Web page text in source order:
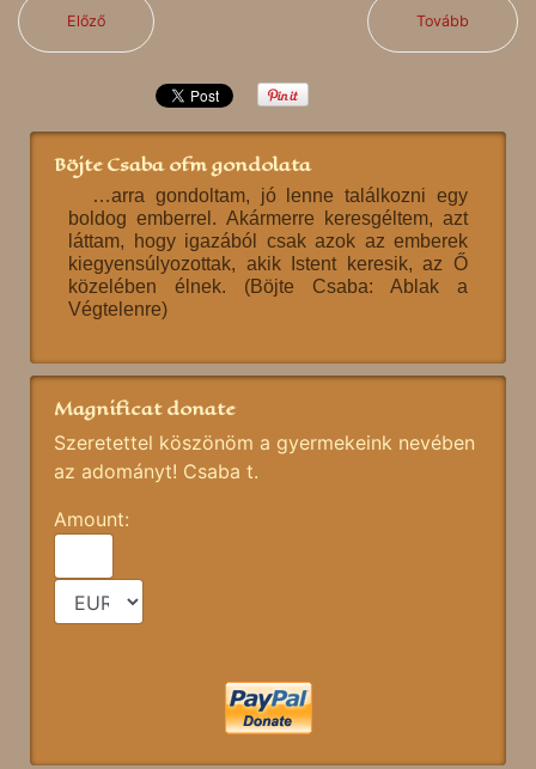
Előző Tovább
Böjte Csaba ofm gondolata
…arra gondoltam, jó lenne találkozni egy
boldog emberrel. Akármerre keresgéltem, azt
láttam, hogy igazából csak azok az emberek
kiegyensúlyozottak, akik Istent keresik, az Ő
közelében élnek. (Böjte Csaba: Ablak a
Végtelenre)
Magnificat donate
Szeretettel köszönöm a gyermekeink nevében
az adományt! Csaba t.
Amount: